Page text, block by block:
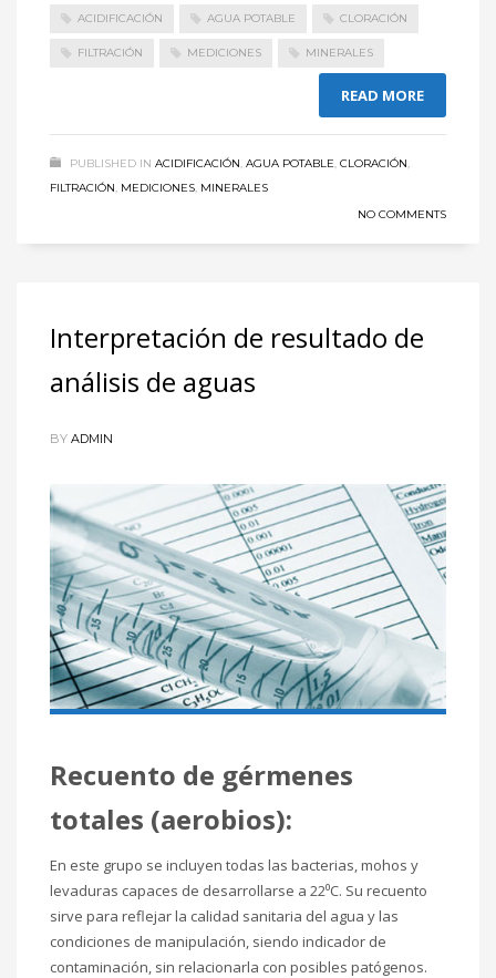
ACIDIFICACIÓN AGUA POTABLE CLORACIÓN
FILTRACIÓN MEDICIONES MINERALES
READ MORE
PUBLISHED IN ACIDIFICACIÓN, AGUA POTABLE, CLORACIÓN,
FILTRACIÓN, MEDICIONES, MINERALES
NO COMMENTS
Interpretación de resultado de
análisis de aguas
BY ADMIN
Recuento de gérmenes
totales (aerobios):
En este grupo se incluyen todas las bacterias, mohos y
levaduras capaces de desarrollarse a 22⁰C. Su recuento
sirve para reflejar la calidad sanitaria del agua y las
condiciones de manipulación, siendo indicador de
contaminación, sin relacionarla con posibles patógenos.